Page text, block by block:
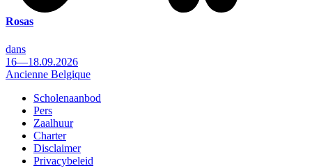
Rosas
dans
16—18.09.2026
Ancienne Belgique
Footer
Scholenaanbod
Pers
Zaalhuur
Charter
Disclaimer
Privacybeleid